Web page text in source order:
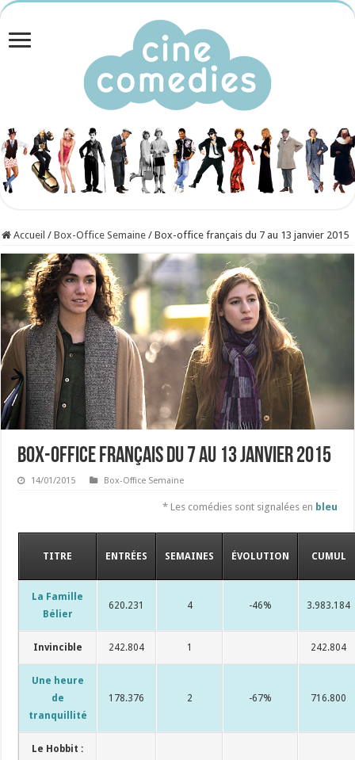
Accueil / Box-Office Semaine / Box-office français du 7 au 13 janvier 2015
Box-office français du 7 au 13 janvier 2015
14/01/2015 Box-Office Semaine
* Les comédies sont signalées en bleu
TITRE ENTRÉES SEMAINES ÉVOLUTION CUMUL
La Famille
Bélier
620.231 4 -46% 3.983.184
Invincible 242.804 1 242.804
Une heure
de
tranquillité
178.376 2 -67% 716.800
Le Hobbit :